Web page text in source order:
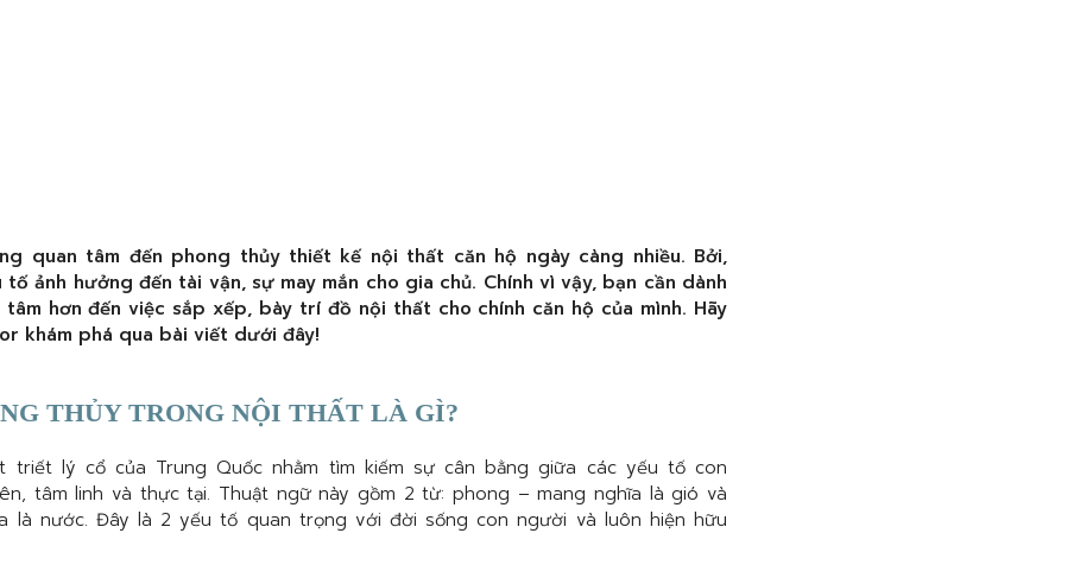
quan tâm đến phong thủy thiết kế nội thất căn hộ ngày càng nhiều. Bởi,
ảnh hưởng đến tài vận, sự may mắn cho gia chủ. Chính vì vậy, bạn cần dành
hơn đến việc sắp xếp, bày trí đồ nội thất cho chính căn hộ của mình. Hãy
khám phá qua bài viết dưới đây!
THỦY TRONG NỘI THẤT LÀ GÌ?
triết lý cổ của Trung Quốc nhằm tìm kiếm sự cân bằng giữa các yếu tố con
tâm linh và thực tại. Thuật ngữ này gồm 2 từ: phong – mang nghĩa là gió và
là nước. Đây là 2 yếu tố quan trọng với đời sống con người và luôn hiện hữu